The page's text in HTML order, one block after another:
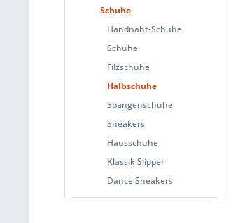
Schuhe
Handnaht-Schuhe
Schuhe
Filzschuhe
Halbschuhe
Spangenschuhe
Sneakers
Hausschuhe
Klassik Slipper
Dance Sneakers